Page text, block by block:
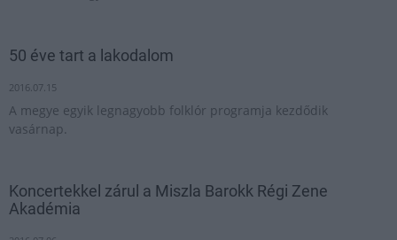
50 éve tart a lakodalom
2016.07.15
A megye egyik legnagyobb folklór programja kezdődik
vasárnap.
Koncertekkel zárul a Miszla Barokk Régi Zene
Akadémia